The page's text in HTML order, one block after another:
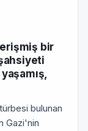
bir
bulunan
Gazi'nin